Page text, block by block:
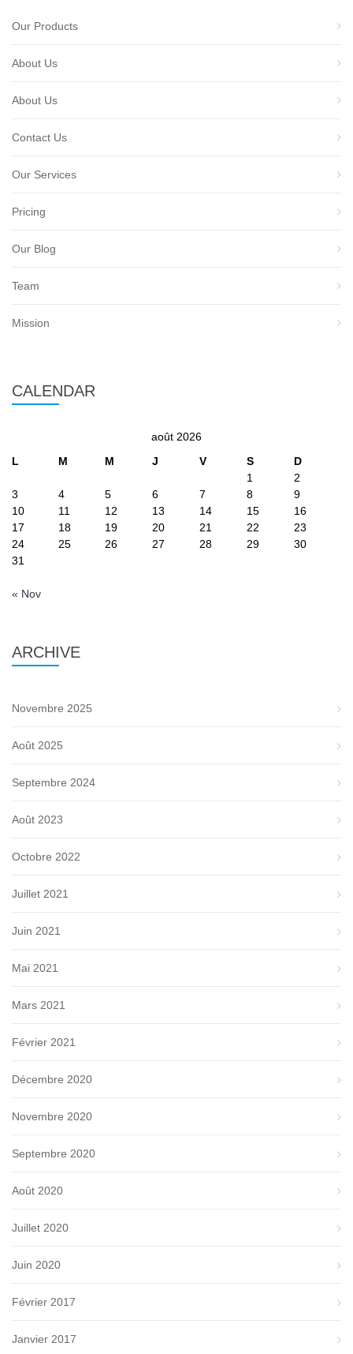
Our Products
About Us
About Us
Contact Us
Our Services
Pricing
Our Blog
Team
Mission
CALENDAR
août 2026
L
M M J V S
D
1
2
3
4 5 6 7 8
9
10
11 12 13 14 15
16
17
18 19 20 21 22
23
24
25 26 27 28 29
30
31
« Nov
ARCHIVE
Novembre 2025
Août 2025
Septembre 2024
Août 2023
Octobre 2022
Juillet 2021
Juin 2021
Mai 2021
Mars 2021
Février 2021
Décembre 2020
Novembre 2020
Septembre 2020
Août 2020
Juillet 2020
Juin 2020
Février 2017
Janvier 2017